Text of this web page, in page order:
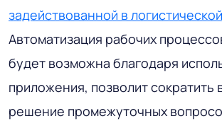
задействованной в
Автоматизация рабочих
будет возможна благодаря
приложения, позволит сократить
решение промежуточных